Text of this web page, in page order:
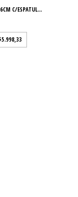
C/ESPATUL...